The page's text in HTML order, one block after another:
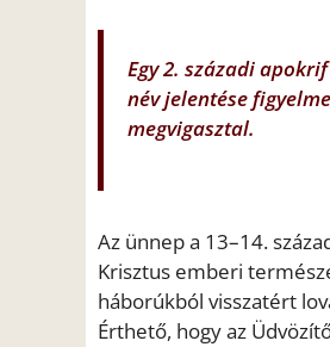
Egy 2. századi
név jelentése
megvigasztal.
Az ünnep a 13–14.
Krisztus emberi
háborúkból visszatért
Érthető, hogy az